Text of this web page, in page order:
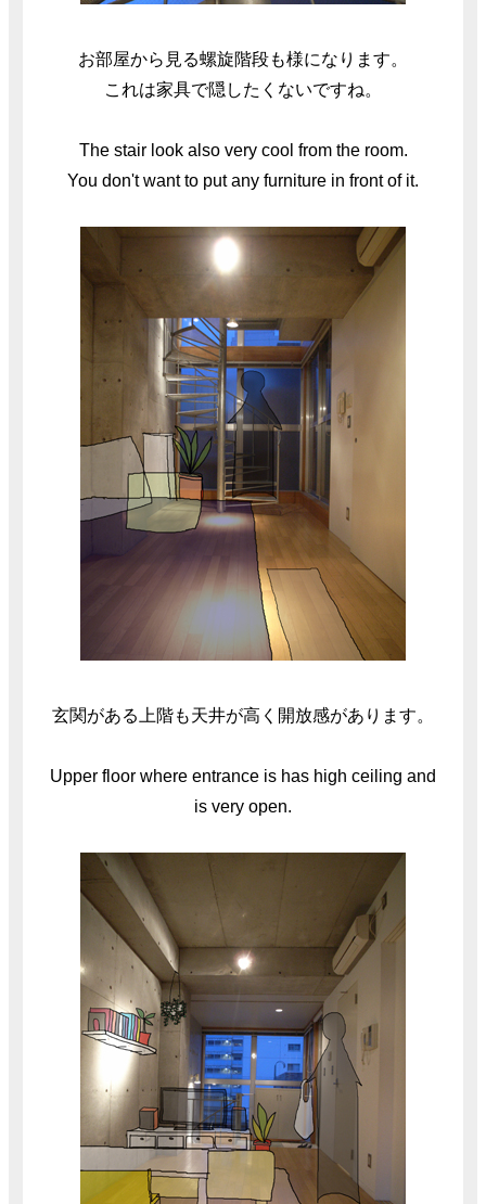
お部屋から見る螺旋階段も様になります。
これは家具で隠したくないですね。
The stair look also very cool from the room.
You don't want to put any furniture in front of it.
玄関がある上階も天井が高く開放感があります。
Upper floor where entrance is has high ceiling and
is very open.